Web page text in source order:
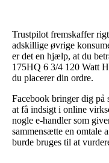
Trustpilot fremskaffer
adskillige øvrige
er det en hjælp, at du
175HQ 6 3/4 120 Watt
du placerer din ordre.
Facebook bringer dig på
at få indsigt i online
nogle e-handler som
sammensætte en omtale
burde bruges til at